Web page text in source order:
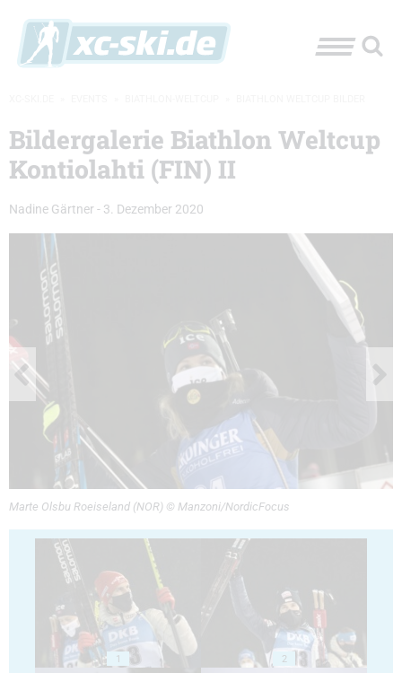
Bildergalerie Biathlon Weltcup
Kontiolahti (FIN) II
Nadine Gärtner - 3. Dezember 2020
Marte Olsbu Roeiseland (NOR) © Manzoni/NordicFocus
1 2